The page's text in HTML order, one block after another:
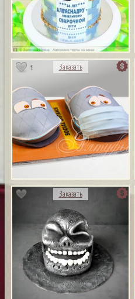
1 Заказать
Заказать